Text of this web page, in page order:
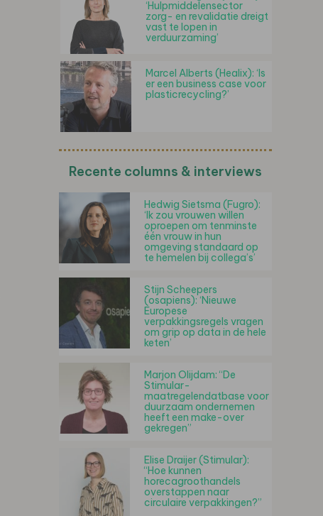
‘Hulpmiddelensector
zorg- en revalidatie dreigt
vast te lopen in
verduurzaming’
Marcel Alberts (Healix): ‘Is
er een business case voor
plasticrecycling?’
Recente columns & interviews
Hedwig Sietsma (Fugro):
‘Ik zou vrouwen willen
oproepen om tenminste
één vrouw in hun
omgeving standaard op
te hemelen bij collega’s’
Stijn Scheepers
(osapiens): ‘Nieuwe
Europese
verpakkingsregels vragen
om grip op data in de hele
keten’
Marjon Olijdam: “De
Stimular-
maatregelendatbase voor
duurzaam ondernemen
heeft een make-over
gekregen”
Elise Draijer (Stimular):
“Hoe kunnen
horecagroothandels
overstappen naar
circulaire verpakkingen?”